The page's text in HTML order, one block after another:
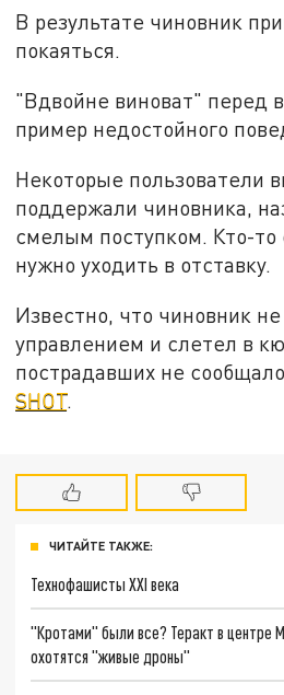
В результате чиновник
покаяться.
"Вдвойне виноват" перед
пример недостойного
Некоторые пользователи
поддержали чиновника,
смелым поступком. Кто-то
нужно уходить в отставку.
Известно, что чиновник
управлением и слетел в
пострадавших не
SHOT.
ЧИТАЙТЕ ТАКЖЕ:
Технофашисты XXI века
"Кротами" были все? Теракт в центре
охотятся "живые дроны"